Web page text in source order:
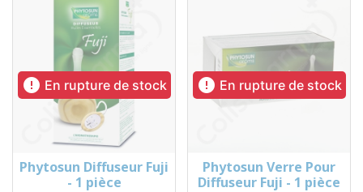
 En rupture de stock
Phytosun Diffuseur Fuji
- 1 pièce
 En rupture de stock
Phytosun Verre Pour
Diffuseur Fuji - 1 pièce